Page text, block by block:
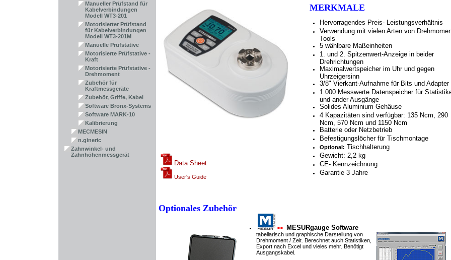
Manueller Prüfstand für
Kabelverbindungen
Modell WT3-201
Motorisierter Prüfstand
für Kabelverbindungen
Modell WT3-201M
Manuelle Prüfstative
Motorisierte Prüfstative -
Kraft
Motorisierte Prüfstative -
Drehmoment
Zubehör für
Kraftmessgeräte
Zubehör, Griffe, Kabel
Software Bronx-Systems
Software MARK-10
Kalibrierung
MECMESIN
n.gineric
Zahnwinkel- und
Zahnhöhenmessgerät
Data Sheet
User's Guide
MERKMALE
Hervorragendes Preis- Leistungsverhältnis
Verwendung mit vielen Arten von
Tools
5 wählbare Maßeinheiten
1. und 2. Spitzenwert-Anzeige in beider
Drehrichtungen
Maximalwertspeicher im Uhr und gegen
Uhrzeigersinn
3/8" Vierkant-Aufnahme für Bits und Adapter
1.000 Messwerte Datenspeicher für
und ander Ausgänge
Solides Aluminium Gehäuse
4 Kapazitäten sind verfügbar: 135 Ncm, 290
Ncm, 570 Ncm und 1150 Ncm
Batterie oder Netzbetrieb
Befestigungslöcher für Tischmontage
Optional: Tischhalterung
Gewicht: 2,2 kg
CE- Kennzeichnung
Garantie 3 Jahre
Optionales Zubehör
>> MESURgauge Software-
tabellarisch und graphische Darstellung von
Drehmoment / Zeit. Berechnet auch Statistiken,
Export nach Excel und vieles mehr. Benötigt
Ausgangskabel.